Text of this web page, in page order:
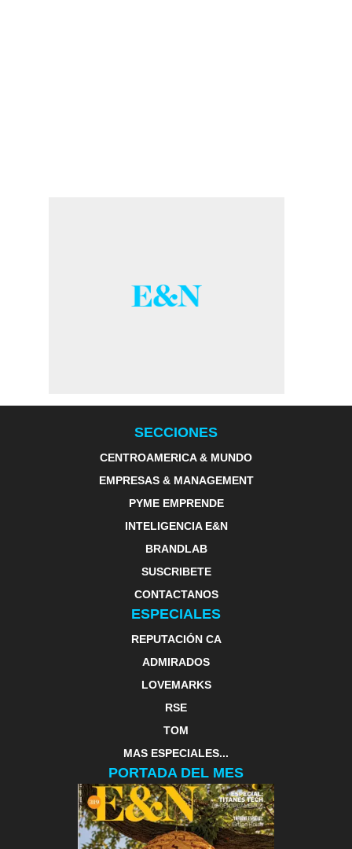
SECCIONES
CENTROAMERICA & MUNDO
EMPRESAS & MANAGEMENT
PYME EMPRENDE
INTELIGENCIA E&N
BRANDLAB
SUSCRIBETE
CONTACTANOS
ESPECIALES
REPUTACIÓN CA
ADMIRADOS
LOVEMARKS
RSE
TOM
MAS ESPECIALES...
PORTADA DEL MES